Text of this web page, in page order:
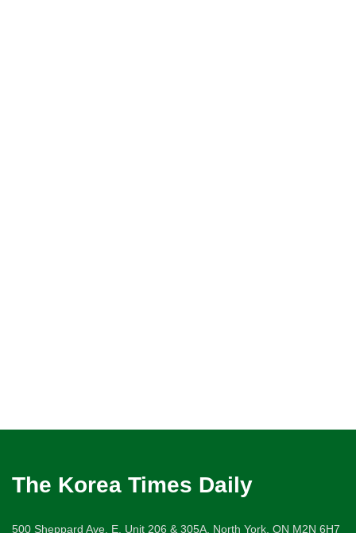
The Korea Times Daily
500 Sheppard Ave. E. Unit 206 & 305A, North York, ON M2N 6H7